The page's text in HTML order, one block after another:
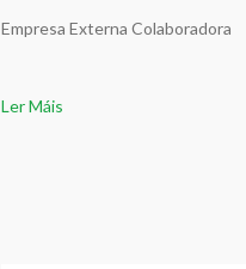
Empresa Externa Colaboradora
Ler Máis